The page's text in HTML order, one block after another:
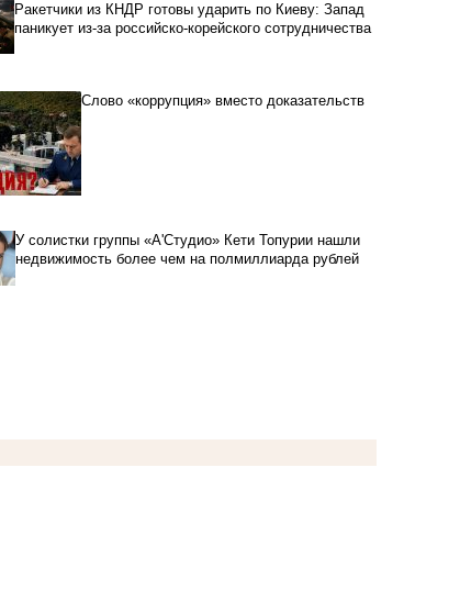
Ракетчики из КНДР готовы ударить по Киеву: Запад
паникует из-за российско-корейского сотрудничества
Слово «коррупция» вместо доказательств
У солистки группы «А'Студио» Кети Топурии нашли
недвижимость более чем на полмиллиарда рублей